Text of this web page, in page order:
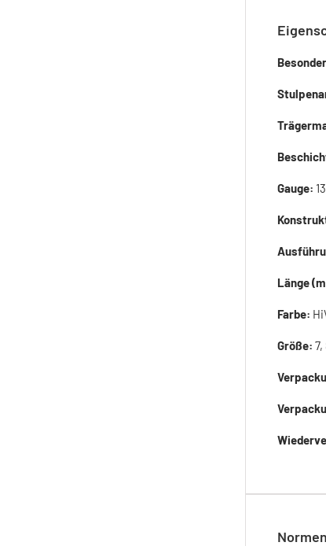
Gauge: 13
Länge
Farbe:
Größe: 7,
Normen